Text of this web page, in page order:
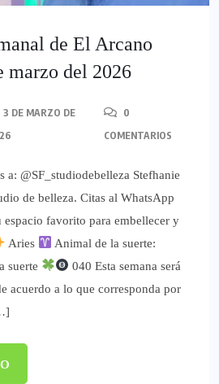
de El Arcano
marzo del 2026
3 DE MARZO DE
0
COMENTARIOS
a: @SF_studiodebelleza Stefhanie
de belleza. Citas al WhatsApp
espacio favorito para embellecer y
Aries
Animal de la suerte:
suerte
040 Esta semana será
acuerdo a lo que corresponda por